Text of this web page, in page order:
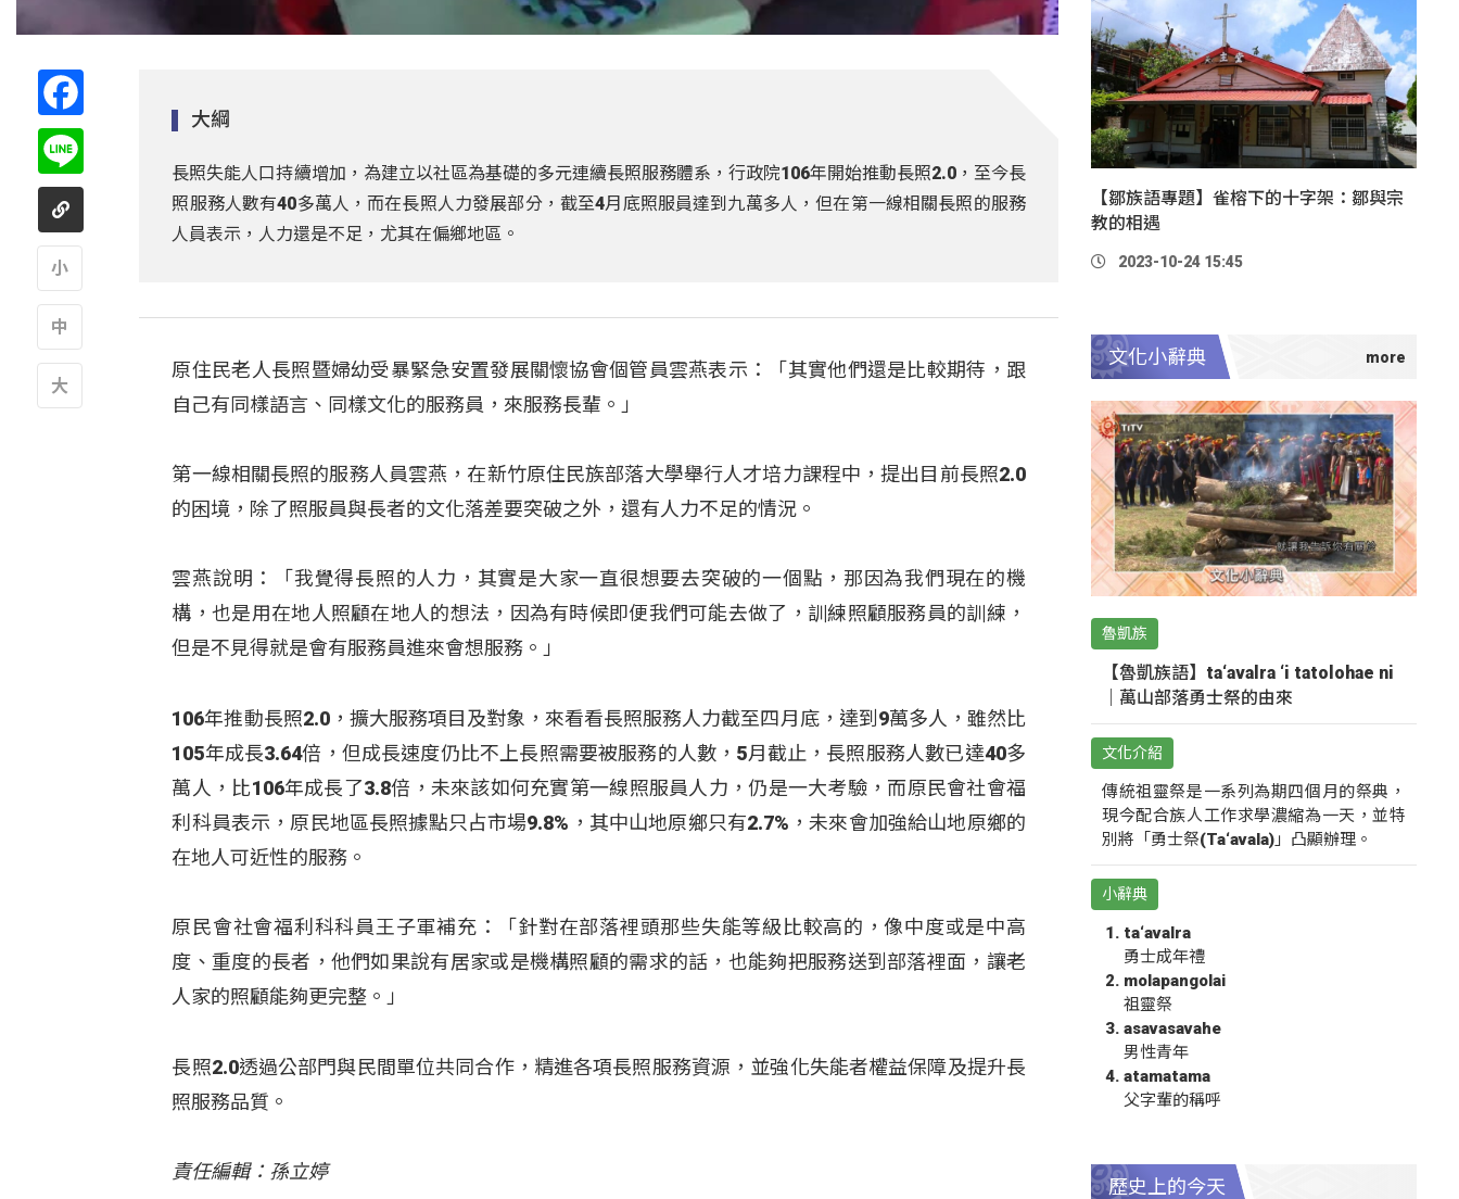
大綱
長照失能人口持續增加，為建立以社區為基礎的多元連續長照服務體系，行政院106年開始推動長照2.0，至今長
照服務人數有40多萬人，而在長照人力發展部分，截至4月底照服員達到九萬多人，但在第一線相關長照的服務
人員表示，人力還是不足，尤其在偏鄉地區。
原住民老人長照暨婦幼受暴緊急安置發展關懷協會個管員雲燕表示：「其實他們還是比較期待，跟
自己有同樣語言、同樣文化的服務員，來服務長輩。」
第一線相關長照的服務人員雲燕，在新竹原住民族部落大學舉行人才培力課程中，提出目前長照2.0
的困境，除了照服員與長者的文化落差要突破之外，還有人力不足的情況。
雲燕說明：「我覺得長照的人力，其實是大家一直很想要去突破的一個點，那因為我們現在的機
構，也是用在地人照顧在地人的想法，因為有時候即便我們可能去做了，訓練照顧服務員的訓練，
但是不見得就是會有服務員進來會想服務。」
106年推動長照2.0，擴大服務項目及對象，來看看長照服務人力截至四月底，達到9萬多人，雖然比
105年成長3.64倍，但成長速度仍比不上長照需要被服務的人數，5月截止，長照服務人數已達40多
萬人，比106年成長了3.8倍，未來該如何充實第一線照服員人力，仍是一大考驗，而原民會社會福
利科員表示，原民地區長照據點只占市場9.8%，其中山地原鄉只有2.7%，未來會加強給山地原鄉的
在地人可近性的服務。
原民會社會福利科科員王子軍補充：「針對在部落裡頭那些失能等級比較高的，像中度或是中高
度、重度的長者，他們如果說有居家或是機構照顧的需求的話，也能夠把服務送到部落裡面，讓老
人家的照顧能夠更完整。」
長照2.0透過公部門與民間單位共同合作，精進各項長照服務資源，並強化失能者權益保障及提升長
照服務品質。
責任編輯：孫立婷
【鄒族語專題】雀榕下的十字架：鄒與宗
教的相遇
2023-10-24 15:45
文化小辭典
魯凱族
【魯凱族語】ta‘avalra ‘i tatolohae ni
｜萬山部落勇士祭的由來
文化介紹
傳統祖靈祭是一系列為期四個月的祭典，
現今配合族人工作求學濃縮為一天，並特
別將「勇士祭(Ta‘avala)」凸顯辦理。
小辭典
ta‘avalra
勇士成年禮
molapangolai
祖靈祭
asavasavahe
男性青年
atamatama
父字輩的稱呼
歷史上的今天